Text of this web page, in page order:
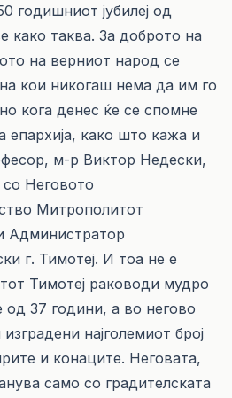
годишниот јубилеј од
како таква. За доброто на
на верниот народ се
кои никогаш нема да им го
кога денес ќе се спомне
епархија, како што кажа и
м-р Виктор Недески,
со Неговото
Митрополитот
Администратор
г. Тимотеј. И тоа не е
Тимотеј раководи мудро
од 37 години, а во негово
најголемиот број
и конаците. Неговата,
само со градителската